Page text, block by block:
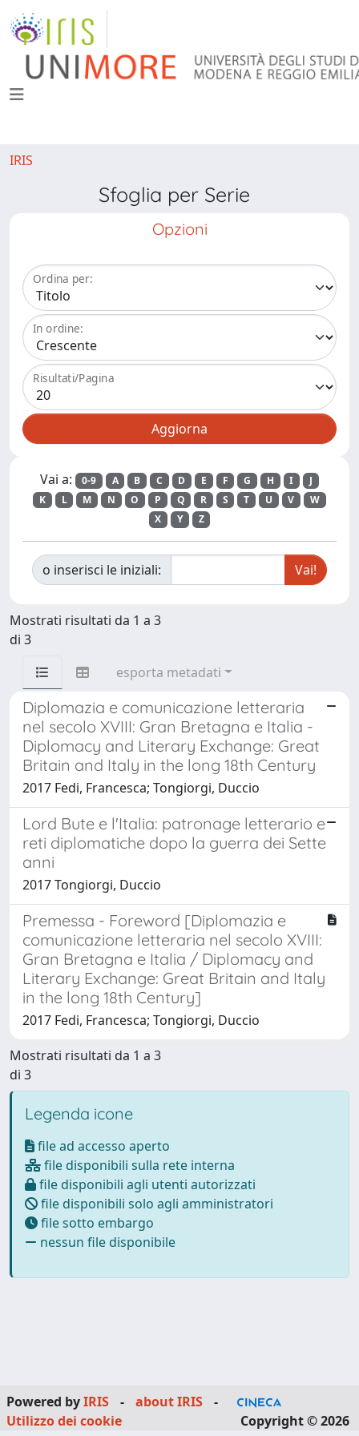
IRIS
Sfoglia per Serie
Opzioni
Ordina per:
In ordine:
Risultati/Pagina
Vai a: 0-9 A B C D E F G H I
J
K
L M N O P Q R S T U V
W
X
Y Z
o inserisci le iniziali:
Mostrati risultati da 1 a 3
di 3
esporta metadati
Diplomazia e comunicazione letteraria
nel secolo XVIII: Gran Bretagna e Italia -
Diplomacy and Literary Exchange: Great
Britain and Italy in the long 18th Century
2017 Fedi, Francesca; Tongiorgi, Duccio
Lord Bute e l'Italia: patronage letterario e
reti diplomatiche dopo la guerra dei Sette
anni
2017 Tongiorgi, Duccio
Premessa - Foreword [Diplomazia e
comunicazione letteraria nel secolo XVIII:
Gran Bretagna e Italia / Diplomacy and
Literary Exchange: Great Britain and Italy
in the long 18th Century]
2017 Fedi, Francesca; Tongiorgi, Duccio
Mostrati risultati da 1 a 3
di 3
Legenda icone
file ad accesso aperto
file disponibili sulla rete interna
file disponibili agli utenti autorizzati
file disponibili solo agli amministratori
file sotto embargo
nessun file disponibile
Powered byIRIS - about IRIS
-
Utilizzo dei cookie
Copyright © 2026